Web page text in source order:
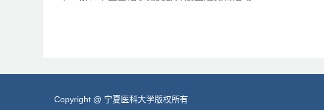
Copyright @ 宁夏医科大学版权所有